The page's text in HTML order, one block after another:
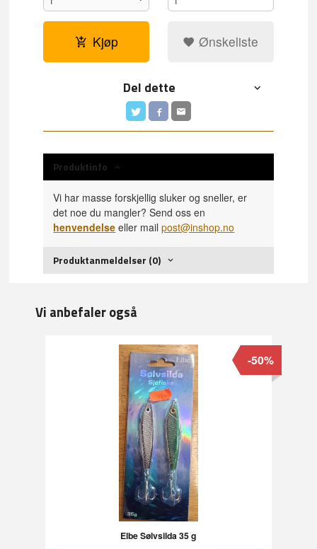
Kjøp Ønskeliste
Del dette
Produktinfo
Vi har masse forskjellig sluker og sneller, er
det noe du mangler? Send oss en
henvendelse eller mailpost@inshop.no
Produktanmeldelser (0)
Vi anbefaler også
Elbe Sølvsilda 35 g
-50%